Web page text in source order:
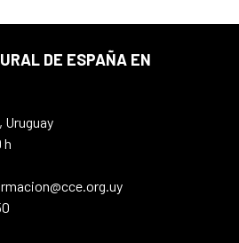
DE ESPAÑA EN
Uruguay
h